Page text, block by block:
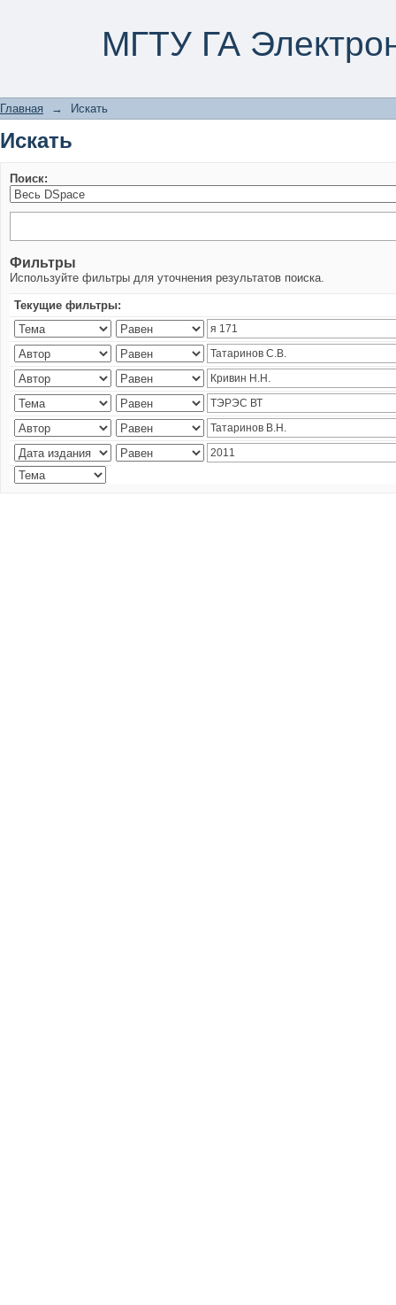
МГТУ ГА
Главная → Искать
Искать
Поиск:
Фильтры
Используйте фильтры для уточнения результатов поиска.
Текущие фильтры: